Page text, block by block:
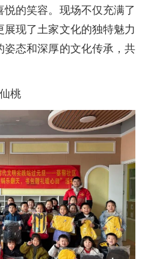
的笑容。现场不仅充满了
现了土家文化的独特魅力
态和深厚的文化传承，共
仙桃